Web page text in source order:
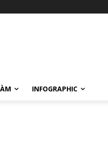
INFOGRAPHIC